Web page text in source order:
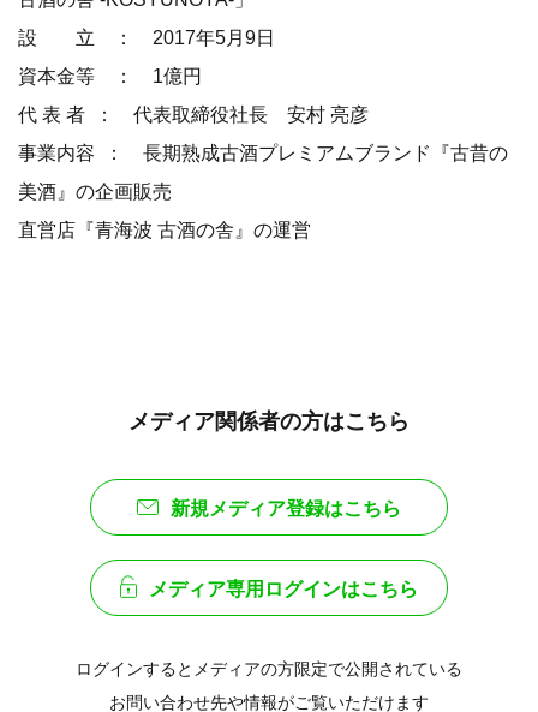
設 立 ： 2017年5月9日
資本金等 ： 1億円
代 表 者 ： 代表取締役社長 安村 亮彦
事業内容 ： 長期熟成古酒プレミアムブランド『古昔の
美酒』の企画販売
直営店『青海波 古酒の舎』の運営
メディア関係者の方はこちら
新規メディア登録はこちら
メディア専用ログインはこちら
ログインするとメディアの方限定で公開されている
お問い合わせ先や情報がご覧いただけます